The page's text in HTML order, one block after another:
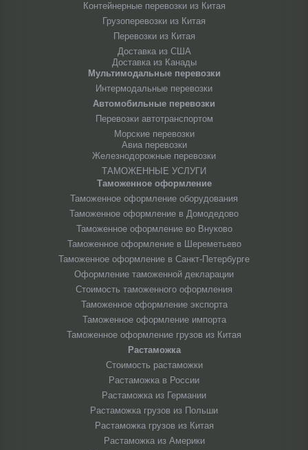
Контейнерные перевозки из Китая
Грузоперевозки из Китая
Перевозки из Китая
Доставка из США
Доставка из Канады
Мультимодальные перевозки
Интермодальные перевозки
Автомобильные перевозки
Перевозки автотранспортом
Морские перевозки
Авиа перевозки
Железнодорожные перевозки
ТАМОЖЕННЫЕ УСЛУГИ
Таможенное оформление
Таможенное оформление оборудования
Таможенное оформление в Домодедово
Таможенное оформление во Внуково
Таможенное оформление в Шереметьево
Таможенное оформление в Санкт-Петербурге
Оформление таможенной декларации
Стоимость таможенного оформления
Таможенное оформление экспорта
Таможенное оформление импорта
Таможенное оформление грузов из Китая
Растаможка
Стоимость растаможки
Растаможка в России
Растаможка из Германии
Растаможка грузов из Польши
Растаможка грузов из Китая
Растаможка из Америки